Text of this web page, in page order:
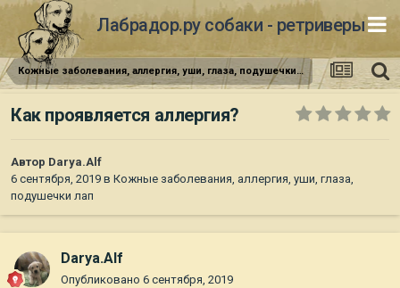
Лабрадор.ру собаки - ретриверы
Кожные заболевания, аллергия, уши, глаза, подушечки лап
Как проявляется аллергия?
Автор Darya.Alf
6 сентября, 2019 в Кожные заболевания, аллергия, уши, глаза,
подушечки лап
Darya.Alf
Опубликовано 6 сентября, 2019